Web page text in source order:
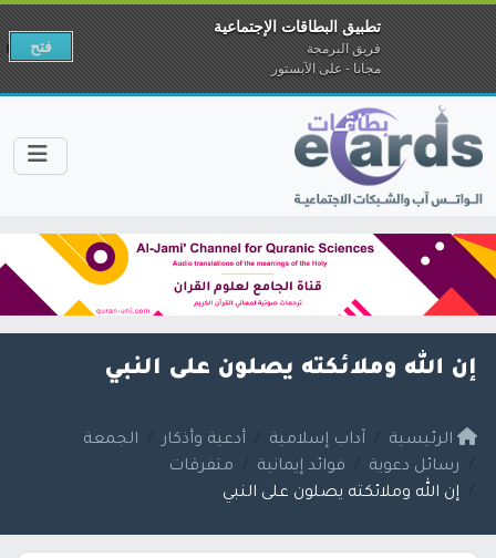
إن الله وملائكته يصلون على النبي
الرئيسية آداب إسلامية أدعية وأذكار
الجمعة
رسائل دعوية
فوائد إيمانية
متفرقات
إن الله وملائكته يصلون على النبي
تطبيق البطاقات الإجتماعية
فريق البرمجة
مجانا - على الآبستور
فتح